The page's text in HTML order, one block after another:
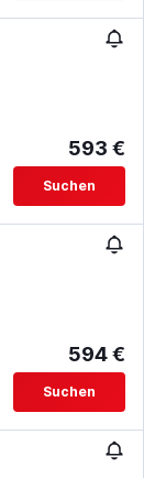
593 €
Suchen
594 €
Suchen